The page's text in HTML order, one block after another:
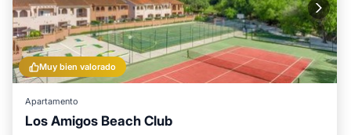
Muy bien valorado
Apartamento
Los Amigos Beach Club
Piscina privada
Frente al mar